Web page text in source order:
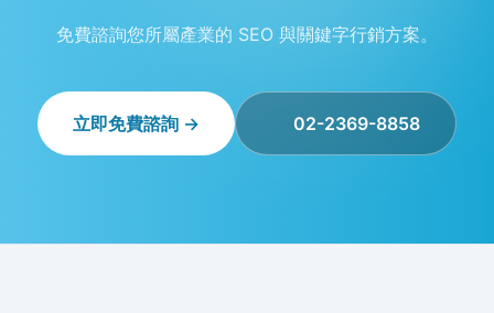
免費諮詢您所屬產業的 SEO 與關鍵字行銷方案。
立即免費諮詢 → 02-2369-8858